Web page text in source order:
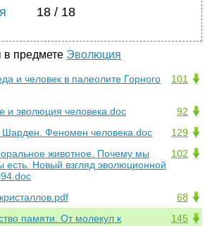
18 / 18
предмете Эволюция
101
и человек в палеолите Горного
92
и эволюция человека.doc
129
Шарден. Феномен человека.doc
102
животное. Почему мы
есть. Новый взгляд эволюционной
68
145
памяти. От молекул к